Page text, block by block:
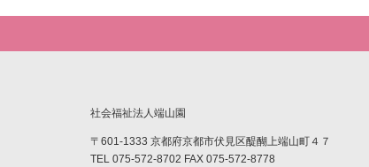
社会福祉法人端山園
〒601-1333 京都府京都市伏見区醍醐上端山町４７
TEL 075-572-8702 FAX 075-572-8778